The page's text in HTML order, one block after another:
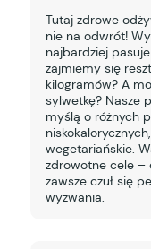
Tutaj zdrowe
nie na odwrót!
najbardziej
zajmiemy się
kilogramów? A
sylwetkę? Nasze
myślą o różnych
wegetariańskie.
zdrowotne cele –
zawsze czuł się
wyzwania.